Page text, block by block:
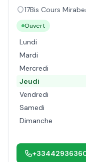
17Bis Cours
Ouvert
Lundi
Mardi
Mercredi
Jeudi
Vendredi
Samedi
Dimanche